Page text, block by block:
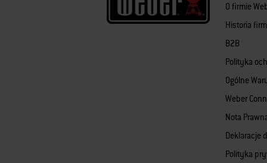
O firmie
Historia
B2B
Polityka
Ogólne
Weber
Nota
Deklaracje
Polityka